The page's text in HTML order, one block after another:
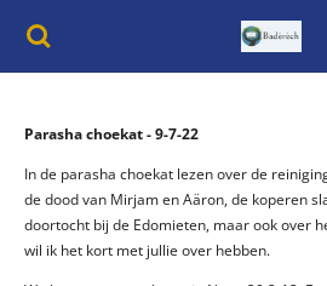
Ga
direct
naar
hoofdinhoud
Parasha choekat - 9-7-22
In de parasha choekat lezen over de
de dood van Mirjam en Aäron, de koperen
doortocht bij de Edomieten, maar ook over
wil ik het kort met jullie over hebben.